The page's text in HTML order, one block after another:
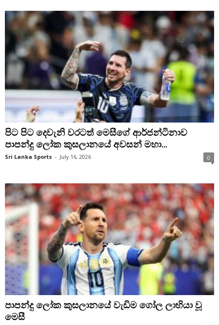
පිට පිට දෙවැනි වරටත් මෙසීගේ ආර්ජන්ටිනාව
පාපන්දු ලෝක කුසලානයේ අවසන් මහා...
Sri Lanka Sports - July 16, 2026 0
පාපන්දු ලෝක කුසලානයේ වැඩිම ගෝල ලාභියා වූ
මෙසී